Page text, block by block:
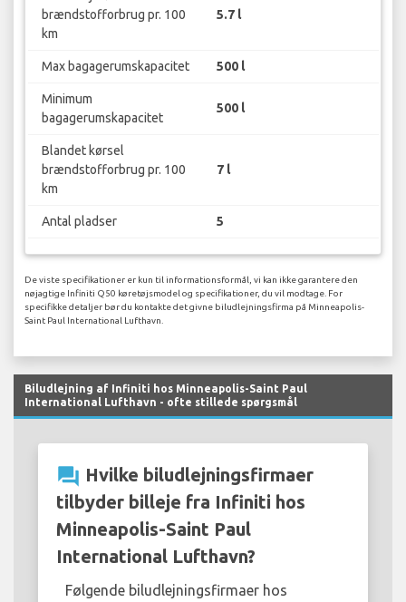
brændstofforbrug pr. 100
km
5.7 l
Max bagagerumskapacitet 500 l
Minimum
bagagerumskapacitet
500 l
Blandet kørsel
brændstofforbrug pr. 100
km
7 l
Antal pladser 5
De viste specifikationer er kun til informationsformål, vi kan ikke garantere den
nøjagtige Infiniti Q50 køretøjsmodel og specifikationer, du vil modtage. For
specifikke detaljer bør du kontakte det givne biludlejningsfirma på Minneapolis-
Saint Paul International Lufthavn.
Biludlejning af Infiniti hos Minneapolis-Saint Paul
International Lufthavn - ofte stillede spørgsmål
question_answer Hvilke biludlejningsfirmaer
tilbyder billeje fra Infiniti hos
Minneapolis-Saint Paul
International Lufthavn?
Følgende biludlejningsfirmaer hos